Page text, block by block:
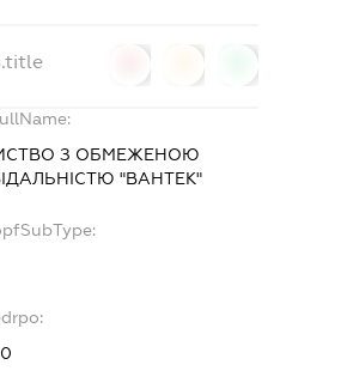
З ОБМЕЖЕНОЮ
"ВАНТЕК"